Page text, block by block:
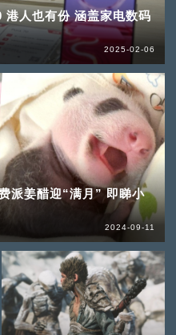
港人也有份 涵盖家电数码
2025-02-06
派姜醋迎“满月” 即睇小
2024-09-11